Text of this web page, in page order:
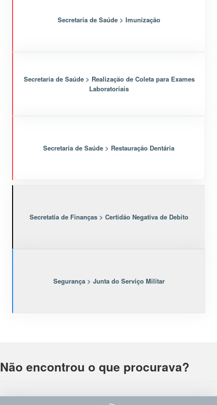
Secretaria de Saúde > Imunização
Secretaria de Saúde > Realização de Coleta para Exames
Laboratoriais
Secretaria de Saúde > Restauração Dentária
Secretatia de Finanças > Certidão Negativa de Debito
Segurança > Junta do Serviço Militar
Não encontrou o que procurava?